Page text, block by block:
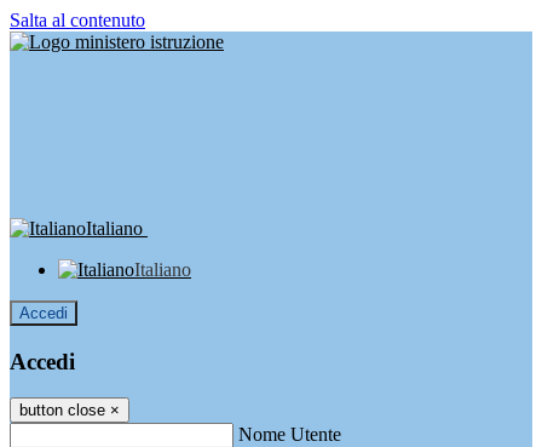
Salta al contenuto
Italiano
Italiano
Accedi
Accedi
button close ×
Nome Utente